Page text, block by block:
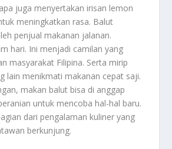
juga menyertakan irisan lemon
meningkatkan rasa. Balut
penjual makanan jalanan.
hari. Ini menjadi camilan yang
masyarakat Filipina. Serta mirip
lain menikmati makanan cepat saji.
makan balut bisa di anggap
untuk mencoba hal-hal baru.
dari pengalaman kuliner yang
berkunjung.